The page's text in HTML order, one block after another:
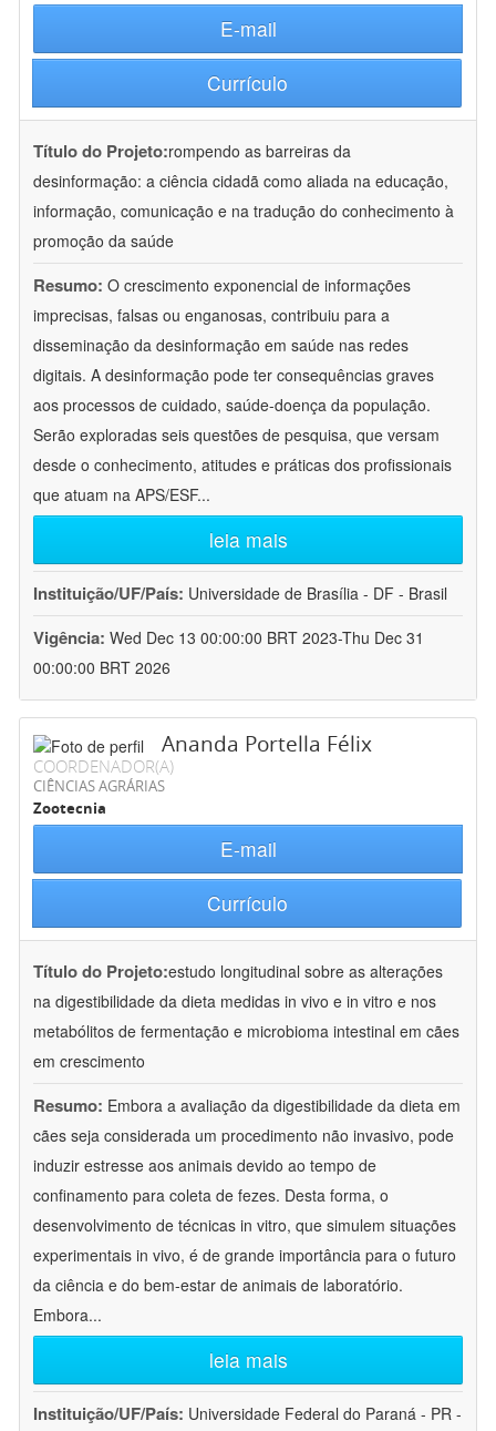
E-mail
Currículo
Título do Projeto:rompendo as barreiras da
desinformação: a ciência cidadã como aliada na educação,
informação, comunicação e na tradução do conhecimento à
promoção da saúde
Resumo: O crescimento exponencial de informações
imprecisas, falsas ou enganosas, contribuiu para a
disseminação da desinformação em saúde nas redes
digitais. A desinformação pode ter consequências graves
aos processos de cuidado, saúde-doença da população.
Serão exploradas seis questões de pesquisa, que versam
desde o conhecimento, atitudes e práticas dos profissionais
que atuam na APS/ESF...
leia mais
Instituição/UF/País: Universidade de Brasília - DF - Brasil
Vigência: Wed Dec 13 00:00:00 BRT 2023-Thu Dec 31
00:00:00 BRT 2026
Ananda Portella Félix
COORDENADOR(A)
CIÊNCIAS AGRÁRIAS
Zootecnia
E-mail
Currículo
Título do Projeto:estudo longitudinal sobre as alterações
na digestibilidade da dieta medidas in vivo e in vitro e nos
metabólitos de fermentação e microbioma intestinal em cães
em crescimento
Resumo: Embora a avaliação da digestibilidade da dieta em
cães seja considerada um procedimento não invasivo, pode
induzir estresse aos animais devido ao tempo de
confinamento para coleta de fezes. Desta forma, o
desenvolvimento de técnicas in vitro, que simulem situações
experimentais in vivo, é de grande importância para o futuro
da ciência e do bem-estar de animais de laboratório.
Embora...
leia mais
Instituição/UF/País: Universidade Federal do Paraná - PR -